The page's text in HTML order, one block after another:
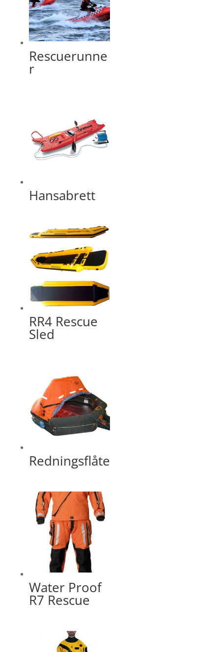
Rescuerunne
r
Hansabrett
RR4 Rescue
Sled
Redningsflåte
Water Proof
R7 Rescue